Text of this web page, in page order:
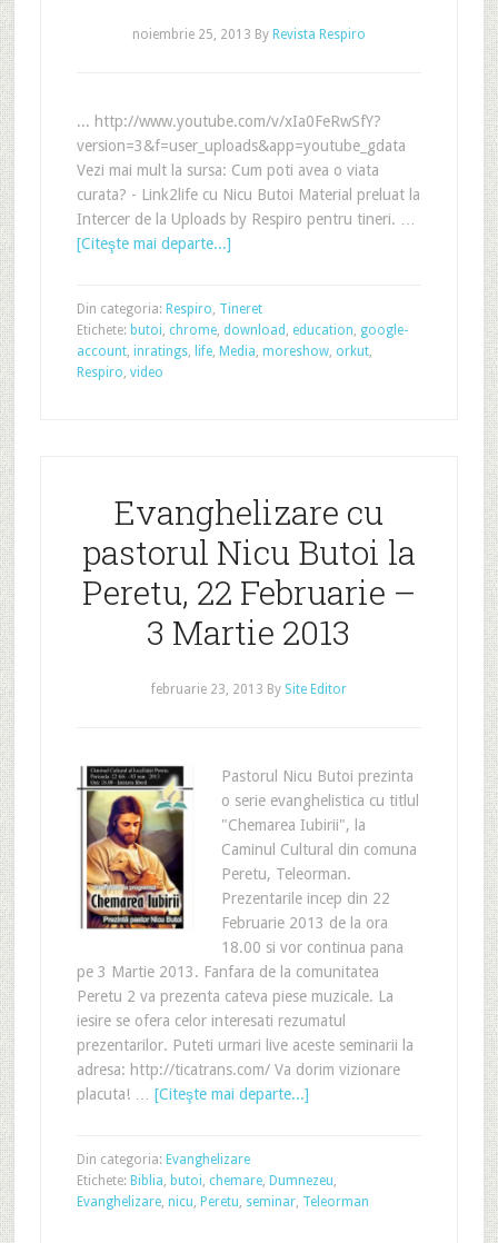
noiembrie 25, 2013 By Revista Respiro
... http://www.youtube.com/v/xIa0FeRwSfY?
version=3&f=user_uploads&app=youtube_gdata
Vezi mai mult la sursa: Cum poti avea o viata
curata? - Link2life cu Nicu Butoi Material preluat la
Intercer de la Uploads by Respiro pentru tineri. …
[Citeşte mai departe...]
Din categoria: Respiro, Tineret
Etichete: butoi, chrome, download , education, google-
account, inratings, life, Media, moreshow, orkut,
Respiro, video
Evanghelizare cu
pastorul Nicu Butoi la
Peretu, 22 Februarie –
3 Martie 2013
februarie 23, 2013 By Site Editor
Pastorul Nicu Butoi prezinta
o serie evanghelistica cu titlul
"Chemarea Iubirii", la
Caminul Cultural din comuna
Peretu, Teleorman.
Prezentarile incep din 22
Februarie 2013 de la ora
18.00 si vor continua pana
pe 3 Martie 2013. Fanfara de la comunitatea
Peretu 2 va prezenta cateva piese muzicale. La
iesire se ofera celor interesati rezumatul
prezentarilor. Puteti urmari live aceste seminarii la
adresa: http://ticatrans.com/ Va dorim vizionare
placuta! … [Citeşte mai departe...]
Din categoria: Evanghelizare
Etichete: Biblia, butoi, chemare, Dumnezeu,
Evanghelizare, nicu, Peretu, seminar, Teleorman